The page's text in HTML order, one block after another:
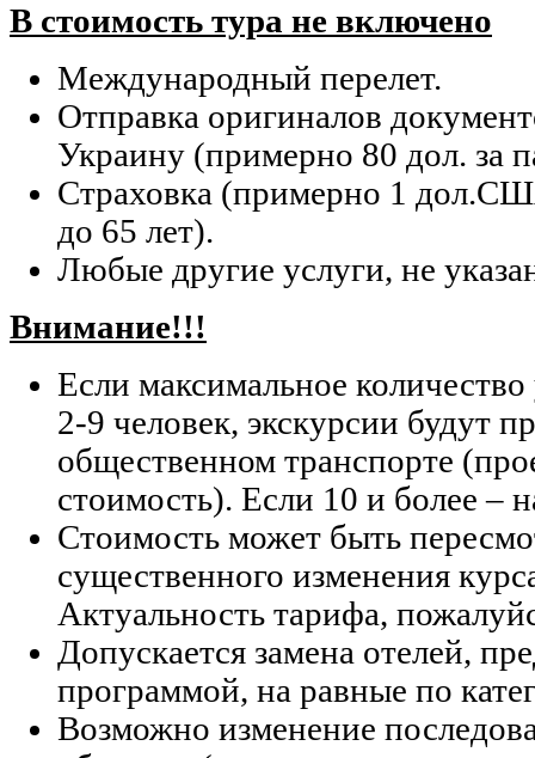
В стоимость тура не включено
Международный перелет.
Отправка оригиналов
Украину (примерно 80 дол. за
Страховка (примерно 1
до 65 лет).
Любые другие услуги, не
Внимание!!!
Если максимальное количество
2-9 человек, экскурсии будут
общественном транспорте
стоимость). Если 10 и более –
Стоимость может быть
существенного изменения
Актуальность тарифа,
Допускается замена отелей,
программой, на равные по
Возможно изменение